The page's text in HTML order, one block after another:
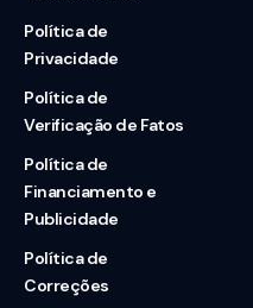
Política de
Privacidade
Política de
Verificação de Fatos
Política de
Financiamento e
Publicidade
Política de
Correções